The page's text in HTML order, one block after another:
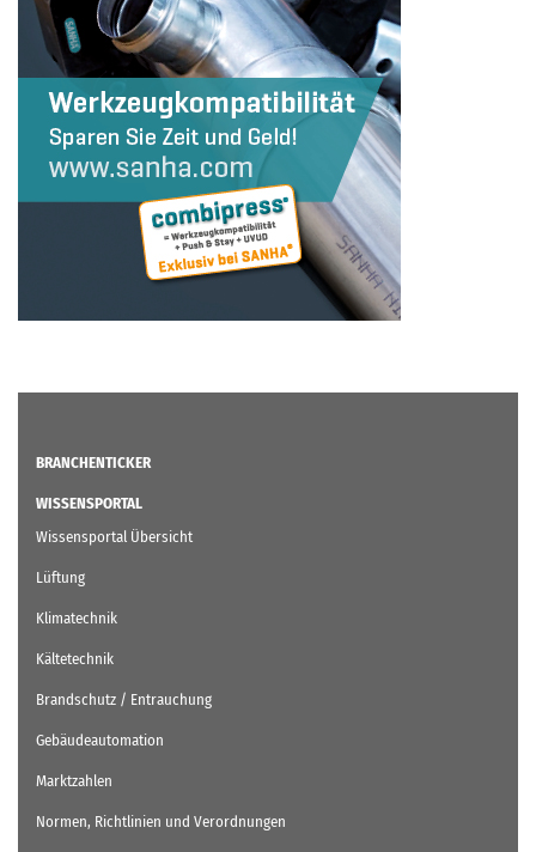
BRANCHENTICKER
WISSENSPORTAL
Wissensportal Übersicht
Lüftung
Klimatechnik
Kältetechnik
Brandschutz / Entrauchung
Gebäudeautomation
Marktzahlen
Normen, Richtlinien und Verordnungen